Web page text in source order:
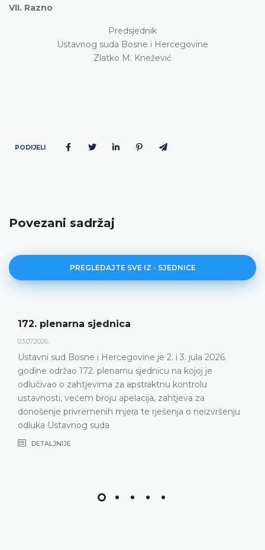
VII. Razno
Predsjednik
Ustavnog suda Bosne i Hercegovine
Zlatko M. Knežević
PODIJELI
Povezani sadržaj
PREGLEDAJTE SVE IZ - SJEDNICE
je 2. i 3. jula 2026.
na kojoj je
kontrolu
zahtjeva za
rješenja o neizvršenju
Ustavni sud Bosne i
plenarnu sjednicu 2. i 3. jula
DETALJNIJE